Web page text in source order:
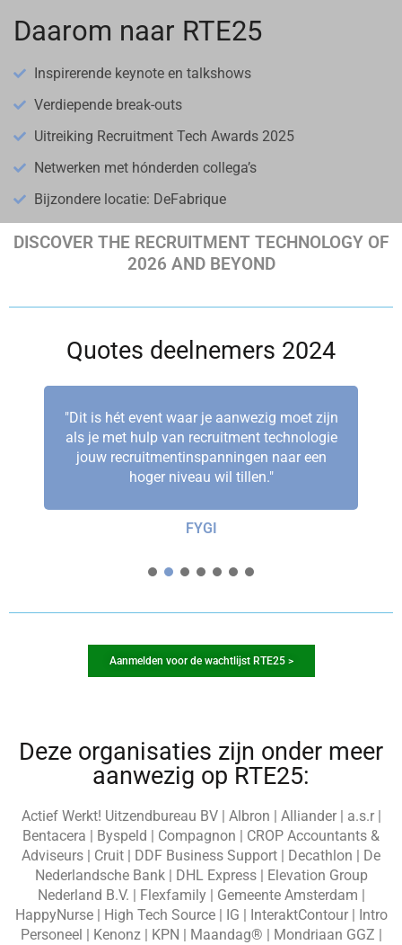
Daarom naar RTE25
Inspirerende keynote en talkshows
Verdiepende break-outs
Uitreiking Recruitment Tech Awards 2025
Netwerken met hónderden collega’s
Bijzondere locatie: DeFabrique
DISCOVER THE RECRUITMENT TECHNOLOGY OF
2026 AND BEYOND
Quotes deelnemers 2024
"Dit is hét event waar je aanwezig moet zijn
als je met hulp van recruitment technologie
jouw recruitmentinspanningen naar een
hoger niveau wil tillen."
FYGI
Aanmelden voor de wachtlijst RTE25 >
Deze organisaties zijn onder meer
aanwezig op RTE25:
Actief Werkt! Uitzendbureau BV | Albron | Alliander | a.s.r |
Bentacera | Byspeld | Compagnon | CROP Accountants &
Adviseurs | Cruit | DDF Business Support | Decathlon | De
Nederlandsche Bank | DHL Express | Elevation Group
Nederland B.V. | Flexfamily | Gemeente Amsterdam |
HappyNurse | High Tech Source | IG | InteraktContour | Intro
Personeel | Kenonz | KPN | Maandag® | Mondriaan GGZ |